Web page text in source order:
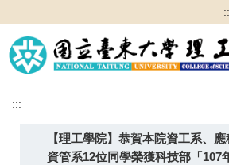
到
主
要
區
:::
【理工學院】恭賀本院資工系、應
資管系12位同學榮獲科技部「107